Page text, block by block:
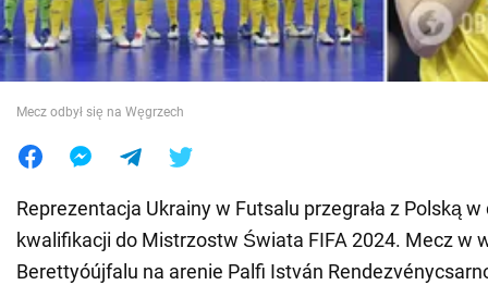
Świat
Jedzenie
Mecz odbył się na Węgrzech
Reprezentacja Ukrainy w Futsalu przegrała z Polską
kwalifikacji do Mistrzostw Świata FIFA 2024. Mecz w
Berettyóújfalu na arenie Palfi István